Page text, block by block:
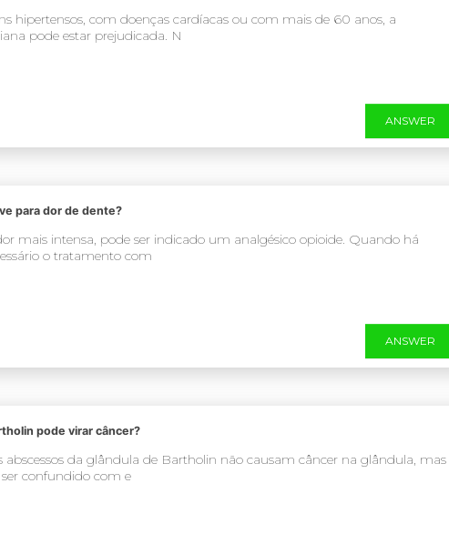
hipertensos, com doenças cardíacas ou com mais de 60 anos, a
pode estar prejudicada. N
ANSWER
para dor de dente?
mais intensa, pode ser indicado um analgésico opioide. Quando há
o tratamento com
ANSWER
pode virar câncer?
abscessos da glândula de Bartholin não causam câncer na glândula, mas
confundido com e